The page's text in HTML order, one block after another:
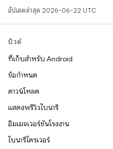
อัปเดตล่าสุด 2026-06-22 UTC
บิวด์
ที่เก็บสำหรับ Android
ข้อกำหนด
ดาวน์โหลด
แสดงพรีวิวไบนารี
อิมเมจเวอร์ชันโรงงาน
ไบนารีไดรเวอร์